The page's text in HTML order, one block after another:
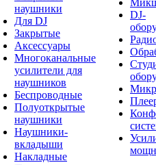
наушники
Для DJ
Закрытые
Аксессуары
Многоканальные
усилители для
наушников
Беспроводные
Полуоткрытые
наушники
Наушники-
вкладыши
Накладные
DJ-